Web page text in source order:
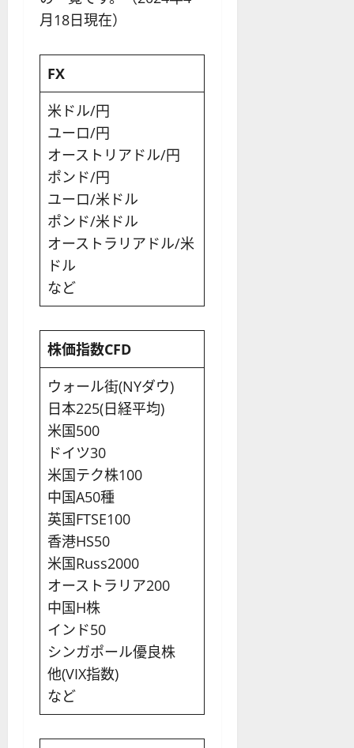
月18日現在）
FX
米ドル/円
ユーロ/円
オーストリアドル/円
ポンド/円
ユーロ/米ドル
ポンド/米ドル
オーストラリアドル/米
ドル
など
株価指数CFD
ウォール街(NYダウ)
日本225(日経平均)
米国500
ドイツ30
米国テク株100
中国A50種
英国FTSE100
香港HS50
米国Russ2000
オーストラリア200
中国H株
インド50
シンガポール優良株
他(VIX指数)
など